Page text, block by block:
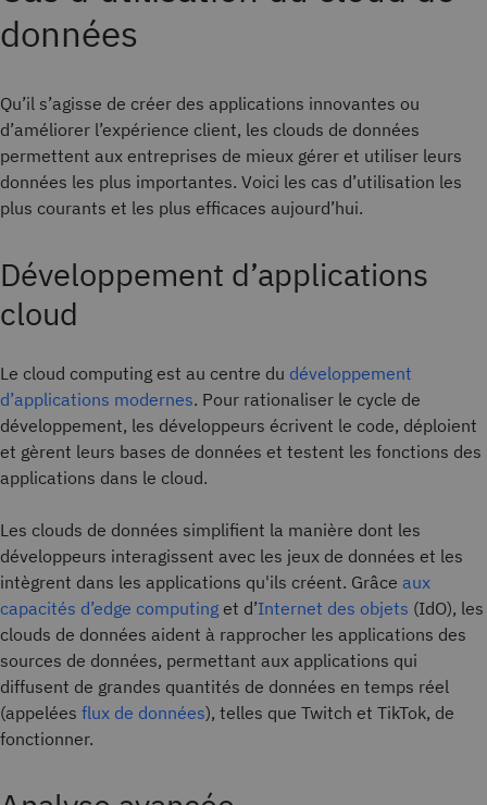
données
Qu’il s’agisse de créer des applications innovantes ou
d’améliorer l’expérience client, les clouds de données
permettent aux entreprises de mieux gérer et utiliser leurs
données les plus importantes. Voici les cas d’utilisation les
plus courants et les plus efficaces aujourd’hui.
Développement d’applications
cloud
Le cloud computing est au centre du développement
d’applications modernes. Pour rationaliser le cycle de
développement, les développeurs écrivent le code, déploient
et gèrent leurs bases de données et testent les fonctions des
applications dans le cloud.
Les clouds de données simplifient la manière dont les
développeurs interagissent avec les jeux de données et les
intègrent dans les applications qu'ils créent. Grâce aux
capacités d’edge computing et d’Internet des objets (IdO), les
clouds de données aident à rapprocher les applications des
sources de données, permettant aux applications qui
diffusent de grandes quantités de données en temps réel
(appelées flux de données), telles que Twitch et TikTok, de
fonctionner.